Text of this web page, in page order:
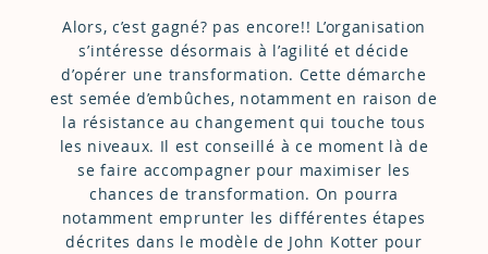
Alors, c’est gagné? pas encore!! L’organisation
s’intéresse désormais à l’agilité et décide
d’opérer une transformation. Cette démarche
est semée d’embûches, notamment en raison de
la résistance au changement qui touche tous
les niveaux. Il est conseillé à ce moment là de
se faire accompagner pour maximiser les
chances de transformation. On pourra
notamment emprunter les différentes étapes
décrites dans le modèle de John Kotter pour